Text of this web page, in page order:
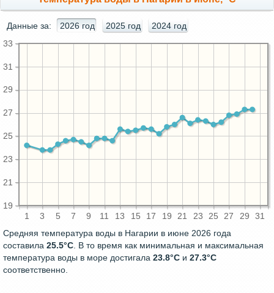
Данные за: 2026 год 2025 год 2024 год
1 3 5 7 9 11 13 15 17 19 21 23 25 27 29 31
19
21
23
25
27
29
31
33
Средняя температура воды в Нагарии в июне 2026 года
составила 25.5°C. В то время как минимальная и максимальная
температура воды в море достигала 23.8°C и 27.3°C
соответственно.